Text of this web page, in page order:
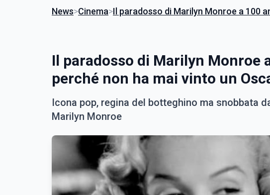
News>Cinema>Il paradosso di Marilyn Monroe a 100
Il paradosso di Marilyn Monroe
perché non ha mai vinto un
Icona pop, regina del botteghino ma snobbata
Marilyn Monroe